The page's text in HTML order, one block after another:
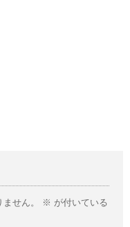
せん。 ※ が付いている